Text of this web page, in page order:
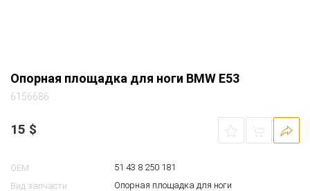
Опорная площадка для ноги BMW E53
6156686
15 $
OEM
51 43 8 250 181
Вид запчасти
Опорная площадка для ноги